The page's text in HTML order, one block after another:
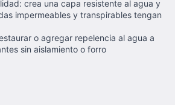
crea una capa resistente al agua y
impermeables y transpirables tengan
o agregar repelencia al agua a
sin aislamiento o forro